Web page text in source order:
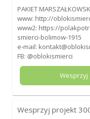
PAKIET
www: http://
www2: https://
smierci-bolimow-1915
e-mail:
FB: @oblokismierci
Wesprzyj projekt